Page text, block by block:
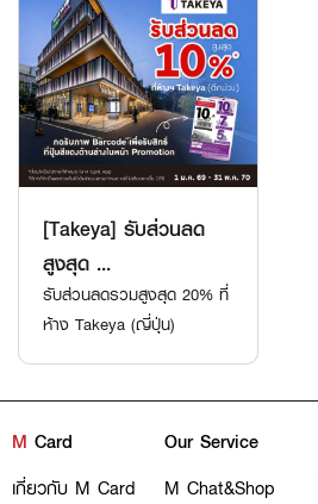
[Takeya] รับส่วนลด
สูงสุด ...
รับส่วนลดรวมสูงสุด 20% ที่
ห้าง Takeya (ญี่ปุ่น)
M Card
เกี่ยวกับ M Card
Our Service
M Chat&Shop